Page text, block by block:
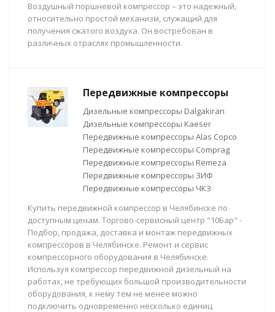
Воздушный поршневой компрессор – это надежный,
относительно простой механизм, служащий для
получения сжатого воздуха. Он востребован в
различных отраслях промышленности.
Передвижные компрессоры
Дизельные компрессоры Dalgakiran
Дизельные компрессоры Kaeser
Передвижные компрессоры Alas Copco
Передвижные компрессоры Comprag
Передвижные компрессоры Remeza
Передвижные компрессоры ЗИФ
Передвижные компрессоры ЧКЗ
Купить передвижной компрессор в Челябинске по
доступным ценам. Торгово-сервисный центр "10Бар" -
Подбор, продажа, доставка и монтаж передвижных
компрессоров в Челябинске. Ремонт и сервис
компрессорного оборудования в Челябинске.
Используя компрессор передвижной дизельный на
работах, не требующих большой производительности
оборудования, к нему тем не менее можно
подключить одновременно несколько единиц